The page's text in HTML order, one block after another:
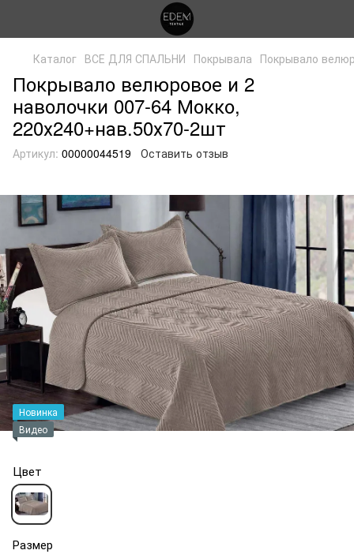
Каталог ВСЕ ДЛЯ СПАЛЬНИ Покрывала Покрывало
Покрывало велюровое и 2
наволочки 007-64 Мокко,
220х240+нав.50х70-2шт
Артикул: 00000044519 Оставить отзыв
Новинка
Видео
Цвет
Размер